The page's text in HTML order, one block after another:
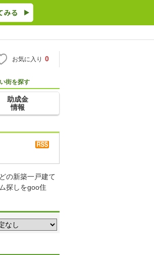
お気に入り 0
街を探す
助成金
情報
の新築一戸建て
探しをgoo住